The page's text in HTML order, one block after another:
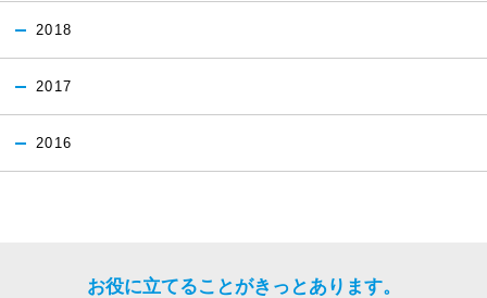
2018
2017
2016
お役に立てることがきっとあります。